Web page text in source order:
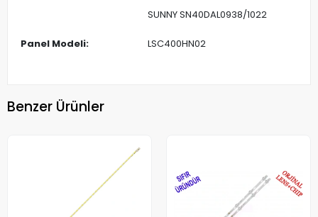
SUNNY SN40DAL0938/1022
Panel Modeli: LSC400HN02
Benzer Ürünler